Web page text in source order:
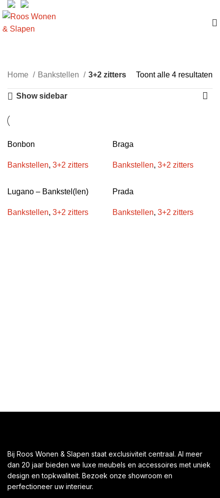
3+2 zitters
Home Bankstellen 3+2 zitters Toont alle 4 resultaten
Show sidebar
Bonbon
Bankstellen, 3+2 zitters
Braga
Bankstellen, 3+2 zitters
Lugano – Bankstel(len)
Bankstellen, 3+2 zitters
Prada
Bankstellen, 3+2 zitters
Bij Roos Wonen & Slapen staat exclusiviteit centraal. Al meer
dan 20 jaar bieden we luxe meubels en accessoires met uniek
design en topkwaliteit. Bezoek onze showroom en
perfectioneer uw interieur.